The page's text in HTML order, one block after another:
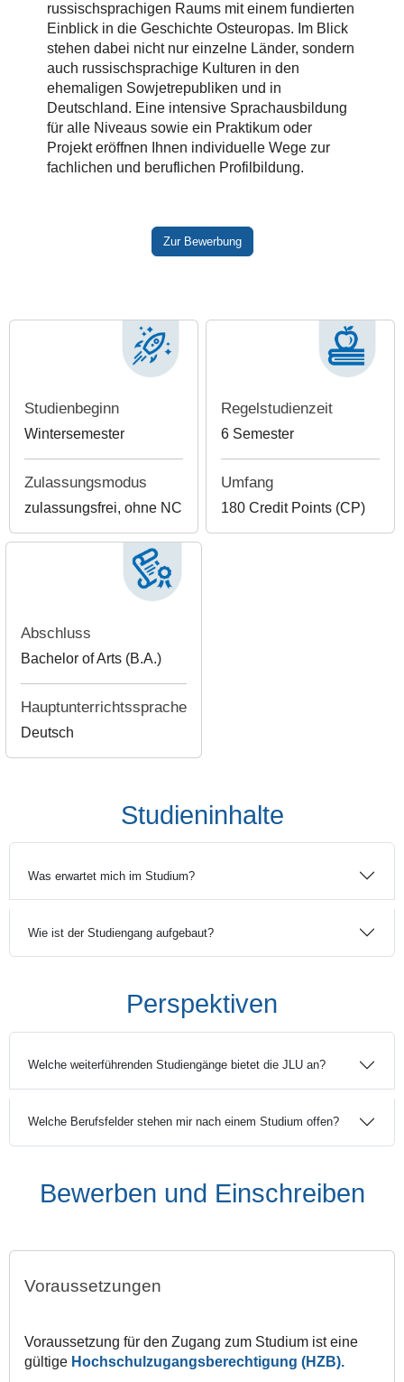
russischsprachigen Raums mit einem fundierten
Einblick in die Geschichte Osteuropas. Im Blick
stehen dabei nicht nur einzelne Länder, sondern
auch russischsprachige Kulturen in den
ehemaligen Sowjetrepubliken und in
Deutschland. Eine intensive Sprachausbildung
für alle Niveaus sowie ein Praktikum oder
Projekt eröffnen Ihnen individuelle Wege zur
fachlichen und beruflichen Profilbildung.
Zur Bewerbung
Studienbeginn
Wintersemester
Zulassungsmodus
zulassungsfrei, ohne NC
Regelstudienzeit
6 Semester
Umfang
180 Credit Points (CP)
Abschluss
Bachelor of Arts (B.A.)
Hauptunterrichtssprache
Deutsch
Studieninhalte
Was erwartet mich im Studium?
Wie ist der Studiengang aufgebaut?
Perspektiven
Welche weiterführenden Studiengänge bietet die JLU an?
Welche Berufsfelder stehen mir nach einem Studium offen?
Bewerben und Einschreiben
Voraussetzungen
Voraussetzung für den Zugang zum Studium ist eine
gültige Hochschulzugangsberechtigung (HZB).